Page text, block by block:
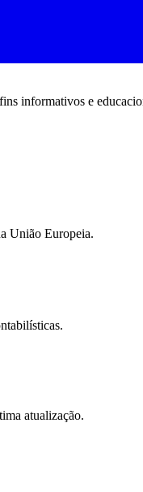
informativos e
União Europeia.
atualização.